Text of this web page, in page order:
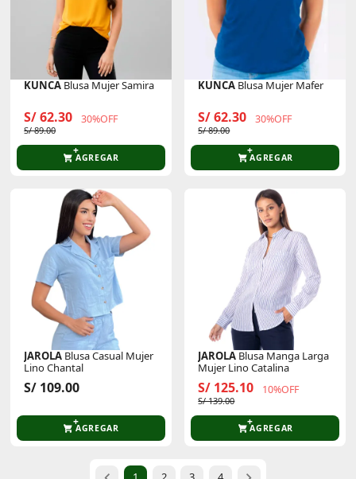
KUNCA Blusa Mujer Samira
S/ 62.30 30%OFF
S/ 89.00
AGREGAR
KUNCA Blusa Mujer Mafer
S/ 62.30 30%OFF
S/ 89.00
AGREGAR
JAROLA Blusa Casual Mujer
Lino Chantal
S/ 109.00
AGREGAR
JAROLA Blusa Manga Larga
Mujer Lino Catalina
S/ 125.10 10%OFF
S/ 139.00
AGREGAR